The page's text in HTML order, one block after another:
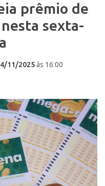
prêmio de
sexta-
11/2025 às 16:00